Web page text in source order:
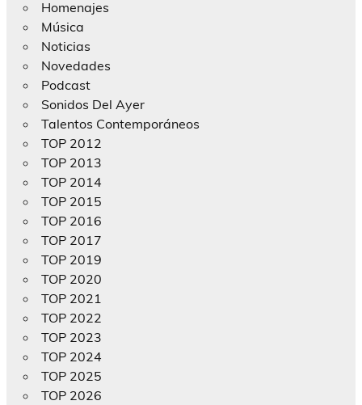
Homenajes
Música
Noticias
Novedades
Podcast
Sonidos Del Ayer
Talentos Contemporáneos
TOP 2012
TOP 2013
TOP 2014
TOP 2015
TOP 2016
TOP 2017
TOP 2019
TOP 2020
TOP 2021
TOP 2022
TOP 2023
TOP 2024
TOP 2025
TOP 2026